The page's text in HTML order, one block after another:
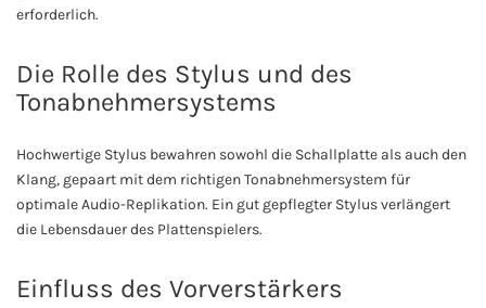
erforderlich.
Die Rolle des Stylus und des
Tonabnehmersystems
Hochwertige Stylus bewahren sowohl die Schallplatte als auch den
Klang, gepaart mit dem richtigen Tonabnehmersystem für
optimale Audio-Replikation. Ein gut gepflegter Stylus verlängert
die Lebensdauer des Plattenspielers.
Einfluss des Vorverstärkers